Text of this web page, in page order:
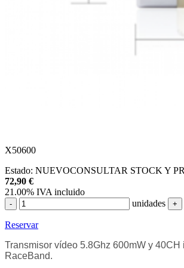
X50600
Estado: NUEVOCONSULTAR STOCK Y
72,90 €
21.00% IVA incluido
- unidades +
Reservar
Transmisor vídeo 5.8Ghz 600mW y
RaceBand.